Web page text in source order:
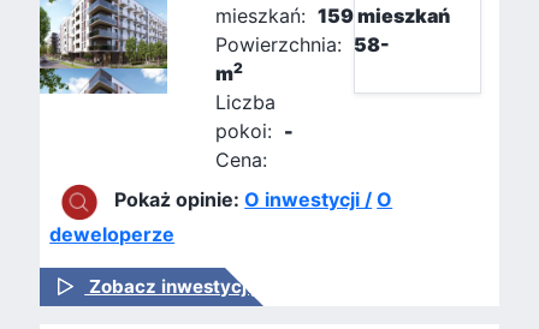
mieszkań: 159 mieszkań
Powierzchnia: 58-
m2
Liczba
pokoi: -
Cena:
Pokaż opinie:O inwestycji / O
deweloperze
Zobacz inwestycję